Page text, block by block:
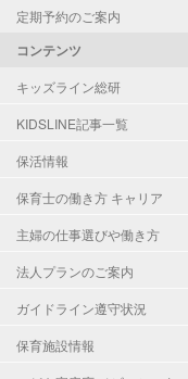
定期予約のご案内
コンテンツ
キッズライン総研
KIDSLINE記事一覧
保活情報
保育士の働き方 キャリア
主婦の仕事選びや働き方
法人プランのご案内
ガイドライン遵守状況
保育施設情報